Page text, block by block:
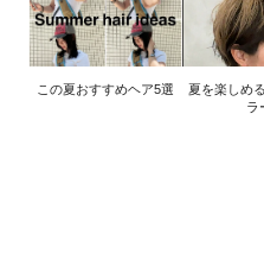
この夏おすすめヘア5選
夏を楽しめ
ラ